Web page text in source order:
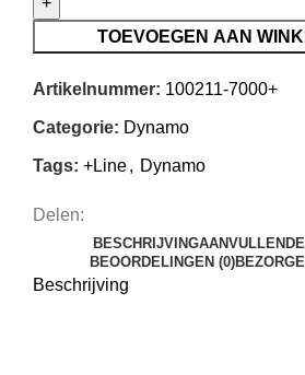
TOEVOEGEN AAN
Artikelnummer: 100211-7000+
Categorie: Dynamo
Tags: +Line, Dynamo
Delen:
BESCHRIJVING
BEOORDELINGEN (0)
Beschrijving